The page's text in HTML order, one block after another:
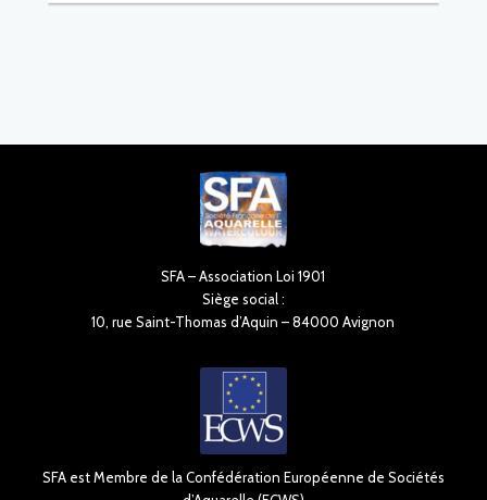
SFA – Association Loi 1901
Siège social :
10, rue Saint-Thomas d’Aquin – 84000 Avignon
SFA est Membre de la Confédération Européenne de Sociétés